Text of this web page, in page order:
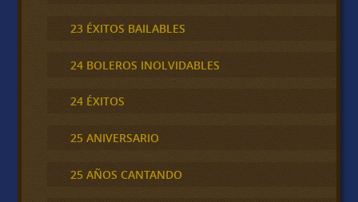
23 ÉXITOS BAILABLES
24 BOLEROS INOLVIDABLES
24 ÉXITOS
25 ANIVERSARIO
25 AÑOS CANTANDO